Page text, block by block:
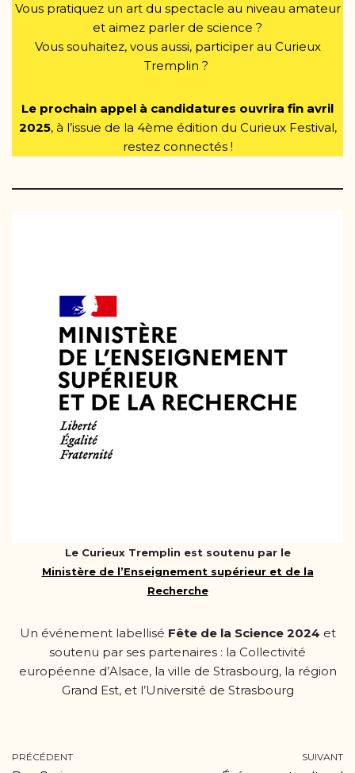
Vous pratiquez un art du spectacle au niveau amateur
et aimez parler de science ?
Vous souhaitez, vous aussi, participer au Curieux
Tremplin ?
Le prochain appel à candidatures ouvrira fin avril
2025, à l’issue de la 4ème édition du Curieux Festival,
restez connectés !
Le Curieux Tremplin est soutenu par le
Ministère de l’Enseignement supérieur et de la
Recherche
Un événement labellisé Fête de la Science 2024 et
soutenu par ses partenaires : la Collectivité
européenne d’Alsace, la ville de Strasbourg, la région
Grand Est, et l’Université de Strasbourg
PRÉCÉDENT SUIVANT